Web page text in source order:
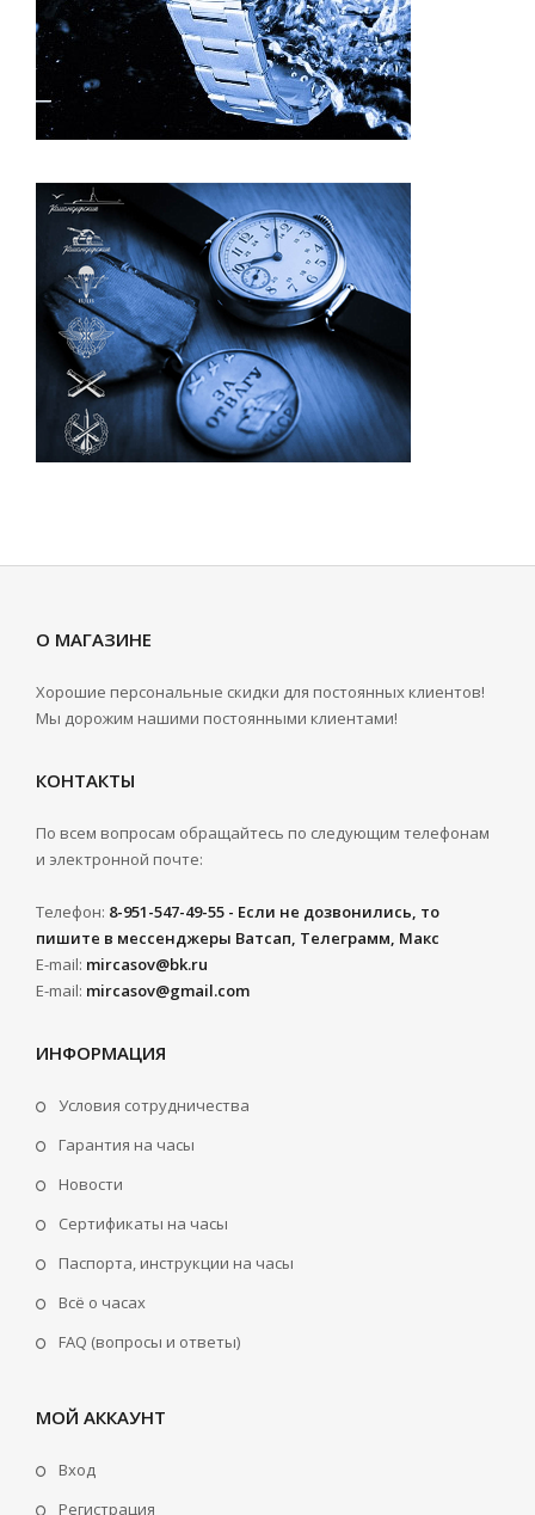
О МАГАЗИНЕ
Хорошие персональные скидки для постоянных клиентов!
Мы дорожим нашими постоянными клиентами!
КОНТАКТЫ
По всем вопросам обращайтесь по следующим телефонам
и электронной почте:
Телефон: 8-951-547-49-55 - Если не дозвонились, то
пишите в мессенджеры Ватсап, Телеграмм, Макс
E-mail: mircasov@bk.ru
E-mail: mircasov@gmail.com
ИНФОРМАЦИЯ
Условия сотрудничества
Гарантия на часы
Новости
Сертификаты на часы
Паспорта, инструкции на часы
Всё о часах
FAQ (вопросы и ответы)
МОЙ АККАУНТ
Вход
Регистрация